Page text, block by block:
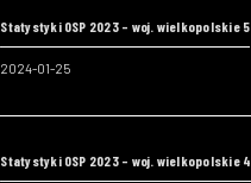
Statystyki OSP 2023 – woj. wielkopolskie 5
2024-01-25
Statystyki OSP 2023 – woj. wielkopolskie 4